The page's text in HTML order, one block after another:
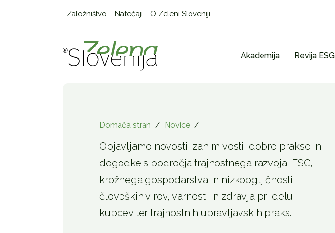
Založništvo Natečaji O Zeleni Sloveniji
Akademija Revija ESG
Domača stran / Novice /
Objavljamo novosti, zanimivosti, dobre prakse in
dogodke s področja trajnostnega razvoja, ESG,
krožnega gospodarstva in nizkoogljičnosti,
človeških virov, varnosti in zdravja pri delu,
kupcev ter trajnostnih upravljavskih praks.